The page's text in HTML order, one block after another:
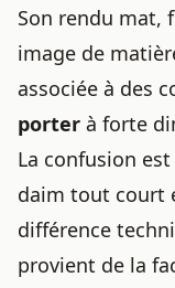
Son rendu mat,
image de
associée à des
porter à forte
La confusion
daim tout court
différence
provient de la